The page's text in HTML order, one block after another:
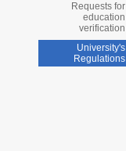
Requests for
education
verification
University's
Regulations